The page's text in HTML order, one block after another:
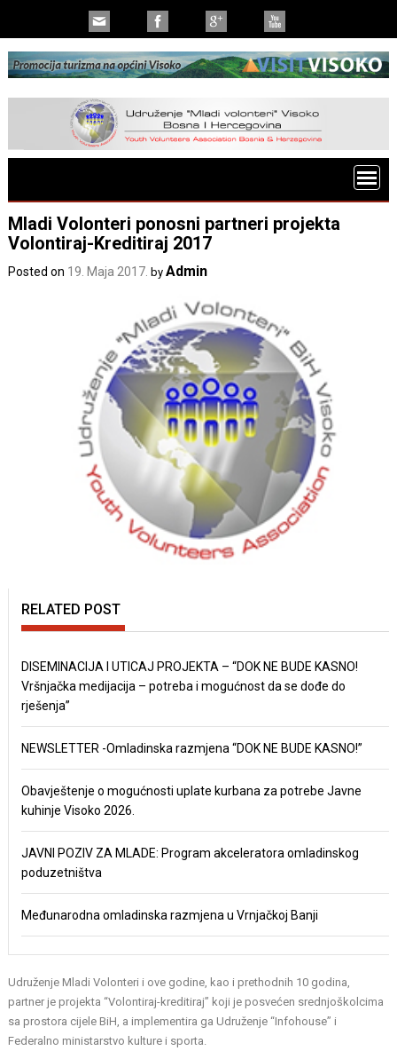
Mladi Volonteri ponosni partneri projekta
Volontiraj-Kreditiraj 2017
Posted on 19. Maja 2017. byAdmin
RELATED POST
DISEMINACIJA I UTICAJ PROJEKTA – “DOK NE BUDE KASNO!
Vršnjačka medijacija – potreba i mogućnost da se dođe do
rješenja”
NEWSLETTER -Omladinska razmjena “DOK NE BUDE KASNO!”
Obavještenje o mogućnosti uplate kurbana za potrebe Javne
kuhinje Visoko 2026.
JAVNI POZIV ZA MLADE: Program akceleratora omladinskog
poduzetništva
Međunarodna omladinska razmjena u Vrnjačkoj Banji
Udruženje Mladi Volonteri i ove godine, kao i prethodnih 10 godina,
partner je projekta “Volontiraj-kreditiraj” koji je posvećen srednjoškolcima
sa prostora cijele BiH, a implementira ga Udruženje “Infohouse” i
Federalno ministarstvo kulture i sporta.